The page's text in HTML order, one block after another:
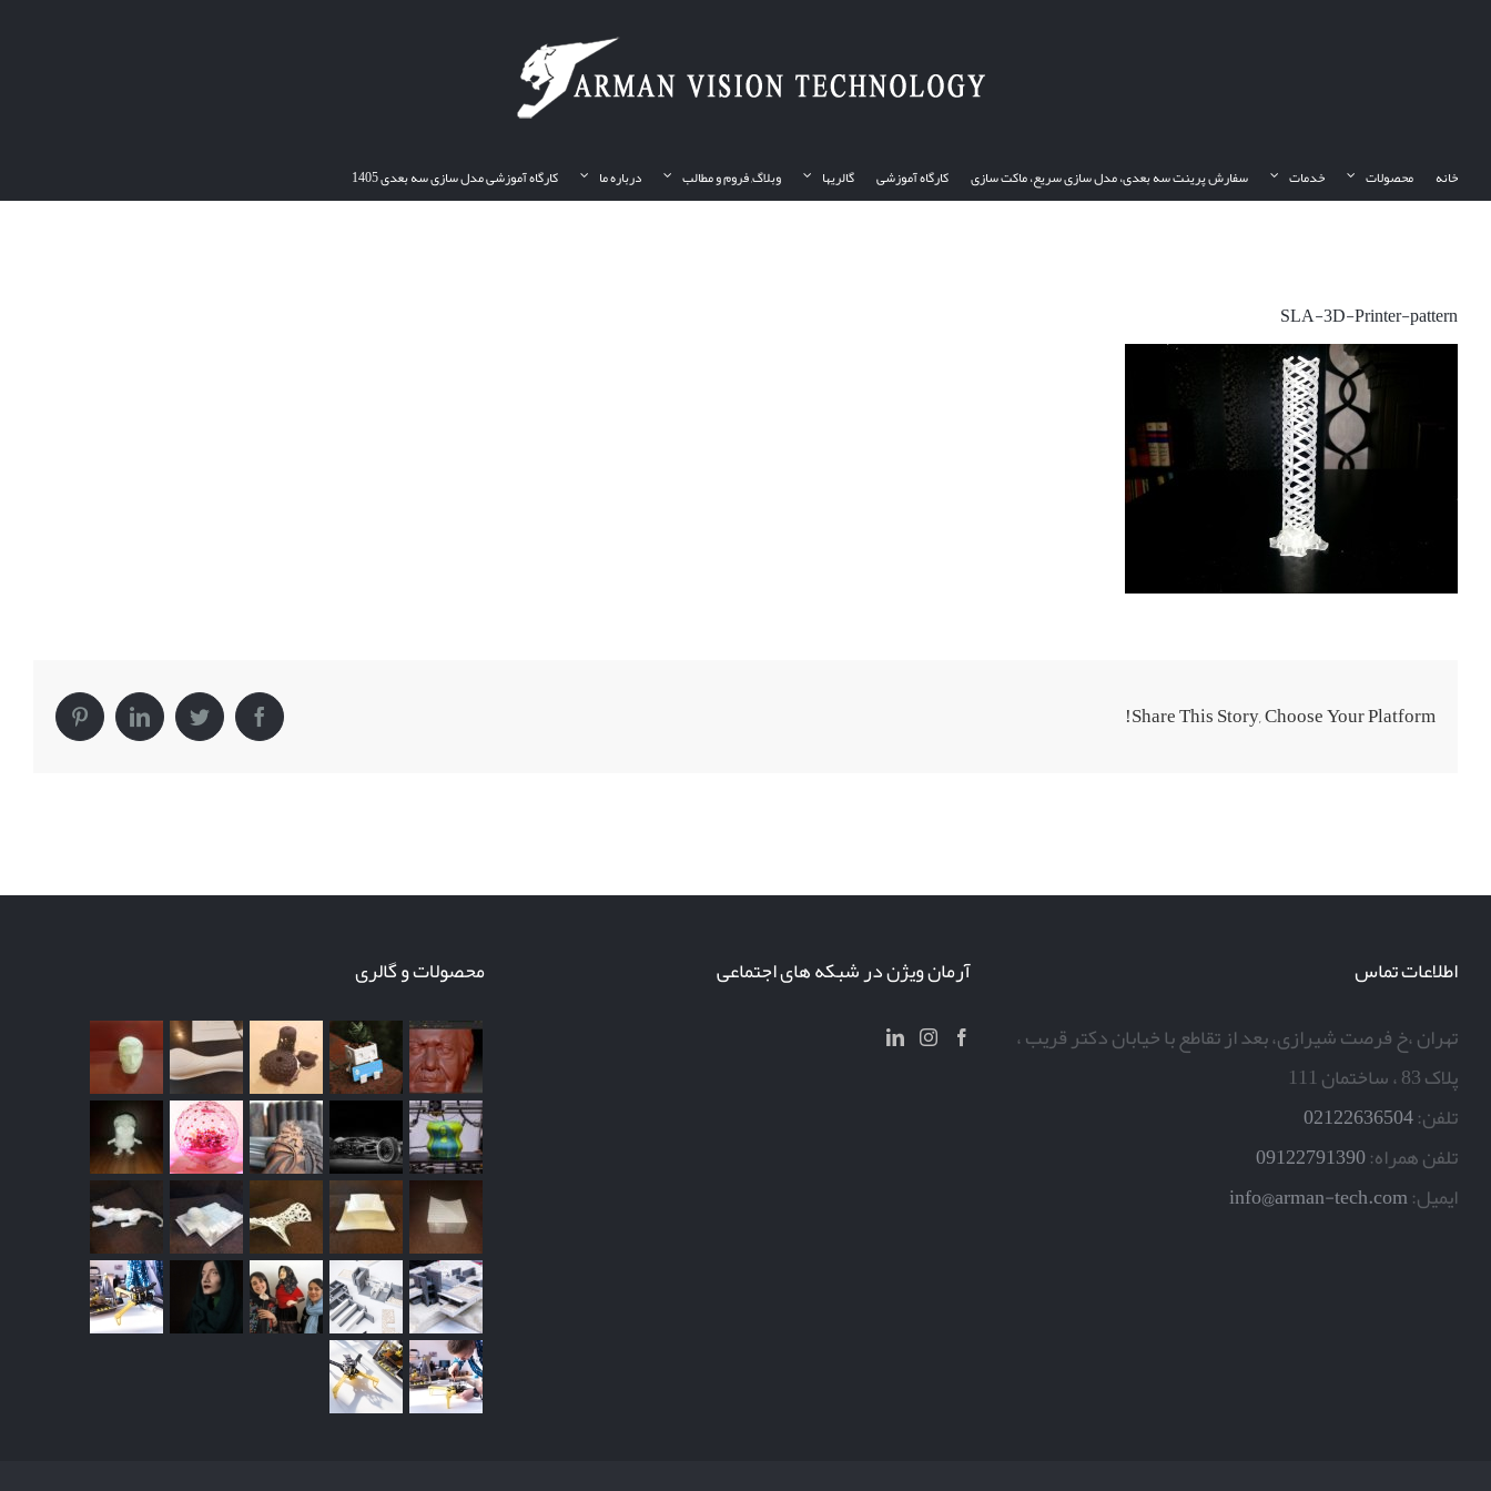
خانه محصولات خدمات سفارش پرینت سه بعدی، مدل سازی سریع، ماکت سازی کارگاه آموزشی گالریها وبلاگ, فروم و مطالب درباره ما کارگاه آموزشی مدل سازی سه بعدی 1405
SLA-3D-Printer-pattern
Share This Story, Choose Your Platform!
Facebook
Twitter
LinkedIn
Pinterest
اطلاعات تماس
تهران ،خ فرصت شیرازی، بعد از تقاطع با خیابان دکتر قریب ،
پلاک 83 ، ساختمان 111
تلفن:02122636504
تلفن همراه:09122791390
ایمیل:info@arman-tech.com
آرمان ویژن در شبکه های اجتماعی محصولات و گالری